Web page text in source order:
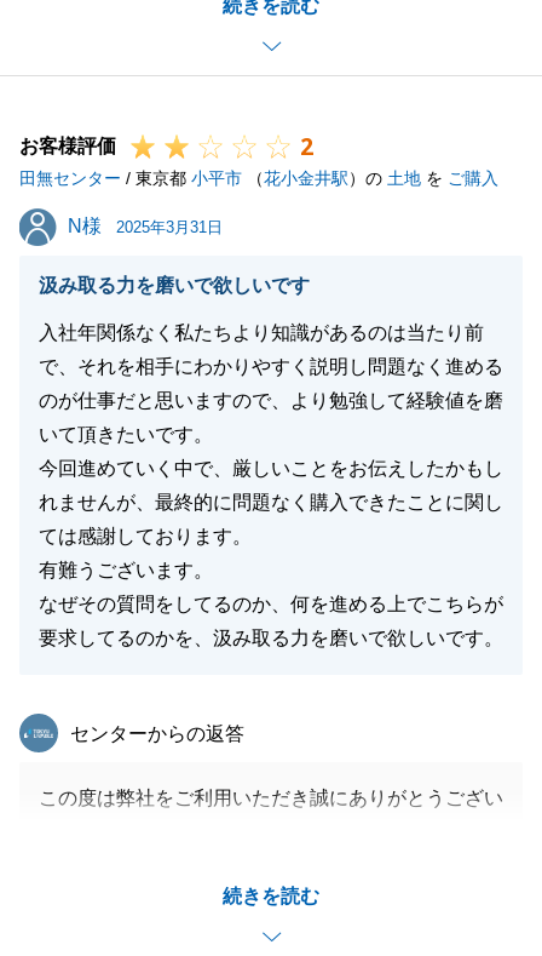
続きを読む
と思いますが、K様のご協力もあり二人三脚で前に進
める事ができ大変嬉しく思っております。
また何か不動産の事でご相談がございましたらお気兼
今後とも何卒よろしくお願い申し上げます。
お客様評価 2
田無センター / 東京都 小平市 （花小金井駅）の 土地 を ご購入
N様
N様 2025年3月31日
汲み取る力を磨いで欲しいです
入社年関係なく私たちより知識があるのは当たり前
で、それを相手にわかりやすく説明し問題なく進める
のが仕事だと思いますので、より勉強して経験値を磨
いて頂きたいです。
今回進めていく中で、厳しいことをお伝えしたかもし
れませんが、最終的に問題なく購入できたことに関し
ては感謝しております。
有難うございます。
なぜその質問をしてるのか、何を進める上でこちらが
要求してるのかを、汲み取る力を磨いで欲しいです。
続きを読む
東急リバブル
センターからの返答
この度は弊社をご利用いただき誠にありがとうござい
ない事もあり申し訳ございませんでした。
様々なご指摘を賜り感謝しております。